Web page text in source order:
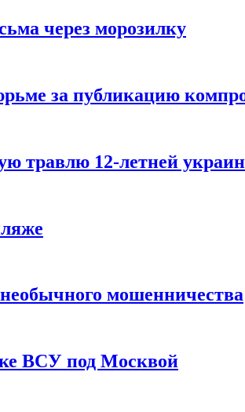
через морозилку
за публикацию
травлю 12-летней
мошенничества
ВСУ под Москвой